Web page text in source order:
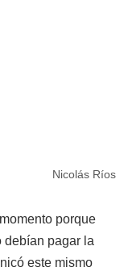
Nicolás Ríos
porque
debían pagar la
este mismo